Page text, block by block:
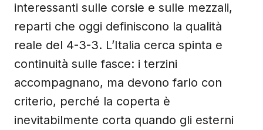
interessanti sulle corsie e sulle mezzali,
reparti che oggi definiscono la qualità
reale del 4-3-3. L’Italia cerca spinta e
continuità sulle fasce: i terzini
accompagnano, ma devono farlo con
criterio, perché la coperta è
inevitabilmente corta quando gli esterni